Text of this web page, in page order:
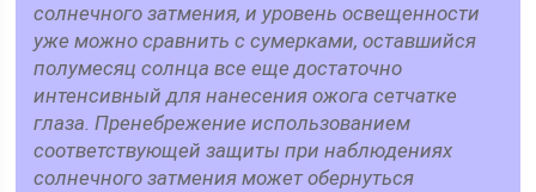
солнечного затмения, и уровень освещенности
уже можно сравнить с сумерками, оставшийся
полумесяц солнца все еще достаточно
интенсивный для нанесения ожога сетчатке
глаза. Пренебрежение использованием
соответствующей защиты при наблюдениях
солнечного затмения может обернуться